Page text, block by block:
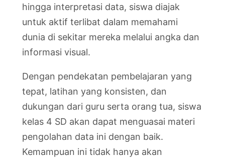
hingga interpretasi data, siswa diajak
untuk aktif terlibat dalam memahami
dunia di sekitar mereka melalui angka dan
informasi visual.
Dengan pendekatan pembelajaran yang
tepat, latihan yang konsisten, dan
dukungan dari guru serta orang tua, siswa
kelas 4 SD akan dapat menguasai materi
pengolahan data ini dengan baik.
Kemampuan ini tidak hanya akan